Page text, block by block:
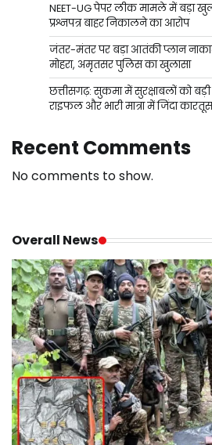
NEET-UG पेपर लीक मामले में बड़ा
प्रश्नपत्र बाहर निकालने का आरोप
जंतर-मंतर पर बड़ा आतंकी प्लान
मोहरा, अमृतसर पुलिस का खुलासा
छत्तीसगढ़: सुकमा में सुरक्षाबलों को
राइफल और भारी मात्रा में जिंदा
Recent Comments
No comments to show.
Overall News